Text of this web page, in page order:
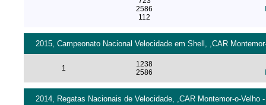
2586
112
2015, Campeonato Nacional Velocidade em Shell, ,CAR
1
1238
2586
2014, Regatas Nacionais de Velocidade, ,CAR Montemor-o-Velho